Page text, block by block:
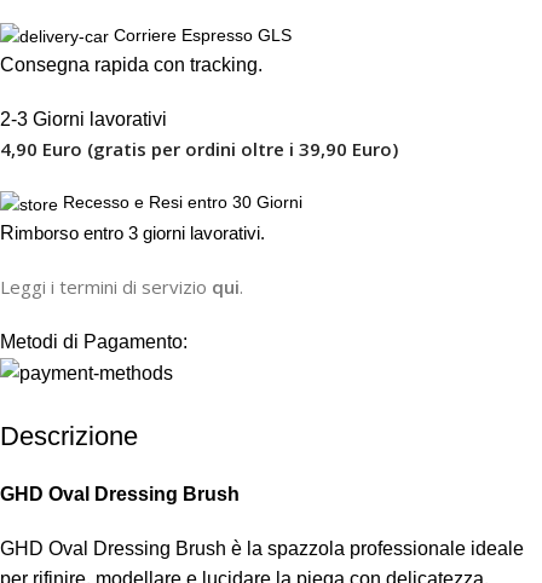
Corriere Espresso GLS
Consegna rapida con tracking.
2-3 Giorni lavorativi
4,90 Euro (gratis per ordini oltre i 39,90 Euro)
Recesso e Resi entro 30 Giorni
Rimborso entro 3 giorni lavorativi.
Leggi i termini di servizio qui.
Metodi di Pagamento:
Descrizione
GHD Oval Dressing Brush
GHD Oval Dressing Brush è la spazzola professionale ideale
per rifinire, modellare e lucidare la piega con delicatezza.